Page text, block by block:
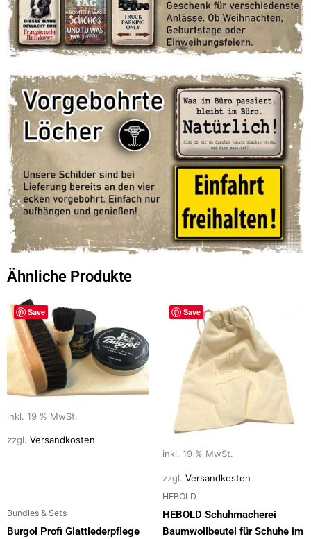
Ähnliche Produkte
Save
inkl. 19 % MwSt.
zzgl. Versandkosten
Bundles & Sets
Burgol Profi Glattlederpflege
Save
inkl. 19 % MwSt.
zzgl. Versandkosten
HEBOLD
HEBOLD Schuhmacherei
Baumwollbeutel für Schuhe im